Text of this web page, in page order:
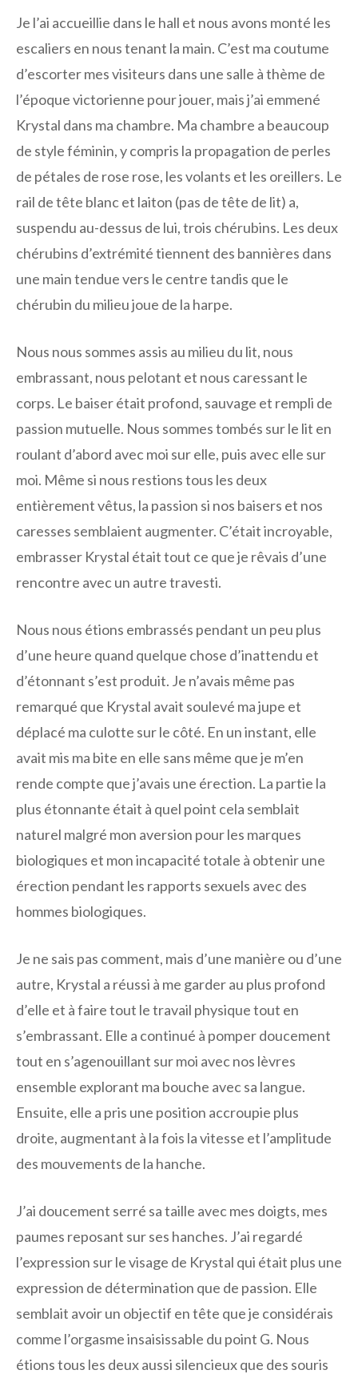
Je l’ai accueillie dans le hall et nous avons monté les
escaliers en nous tenant la main. C’est ma coutume
d’escorter mes visiteurs dans une salle à thème de
l’époque victorienne pour jouer, mais j’ai emmené
Krystal dans ma chambre. Ma chambre a beaucoup
de style féminin, y compris la propagation de perles
de pétales de rose rose, les volants et les oreillers. Le
rail de tête blanc et laiton (pas de tête de lit) a,
suspendu au-dessus de lui, trois chérubins. Les deux
chérubins d’extrémité tiennent des bannières dans
une main tendue vers le centre tandis que le
chérubin du milieu joue de la harpe.
Nous nous sommes assis au milieu du lit, nous
embrassant, nous pelotant et nous caressant le
corps. Le baiser était profond, sauvage et rempli de
passion mutuelle. Nous sommes tombés sur le lit en
roulant d’abord avec moi sur elle, puis avec elle sur
moi. Même si nous restions tous les deux
entièrement vêtus, la passion si nos baisers et nos
caresses semblaient augmenter. C’était incroyable,
embrasser Krystal était tout ce que je rêvais d’une
rencontre avec un autre travesti.
Nous nous étions embrassés pendant un peu plus
d’une heure quand quelque chose d’inattendu et
d’étonnant s’est produit. Je n’avais même pas
remarqué que Krystal avait soulevé ma jupe et
déplacé ma culotte sur le côté. En un instant, elle
avait mis ma bite en elle sans même que je m’en
rende compte que j’avais une érection. La partie la
plus étonnante était à quel point cela semblait
naturel malgré mon aversion pour les marques
biologiques et mon incapacité totale à obtenir une
érection pendant les rapports sexuels avec des
hommes biologiques.
Je ne sais pas comment, mais d’une manière ou d’une
autre, Krystal a réussi à me garder au plus profond
d’elle et à faire tout le travail physique tout en
s’embrassant. Elle a continué à pomper doucement
tout en s’agenouillant sur moi avec nos lèvres
ensemble explorant ma bouche avec sa langue.
Ensuite, elle a pris une position accroupie plus
droite, augmentant à la fois la vitesse et l’amplitude
des mouvements de la hanche.
J’ai doucement serré sa taille avec mes doigts, mes
paumes reposant sur ses hanches. J’ai regardé
l’expression sur le visage de Krystal qui était plus une
expression de détermination que de passion. Elle
semblait avoir un objectif en tête que je considérais
comme l’orgasme insaisissable du point G. Nous
étions tous les deux aussi silencieux que des souris